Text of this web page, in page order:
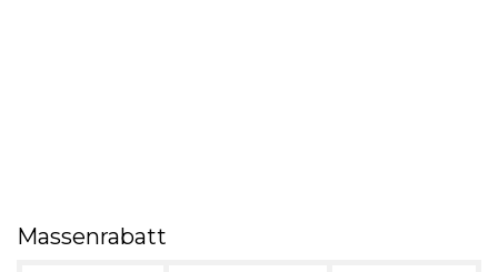
Massenrabatt